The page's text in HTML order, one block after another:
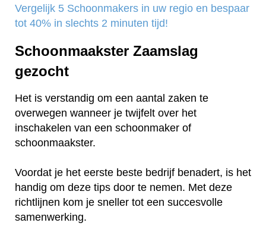
Vergelijk 5 Schoonmakers in uw regio en bespaar
tot 40% in slechts 2 minuten tijd!
Schoonmaakster Zaamslag
gezocht
Het is verstandig om een aantal zaken te
overwegen wanneer je twijfelt over het
inschakelen van een schoonmaker of
schoonmaakster.
Voordat je het eerste beste bedrijf benadert, is het
handig om deze tips door te nemen. Met deze
richtlijnen kom je sneller tot een succesvolle
samenwerking.